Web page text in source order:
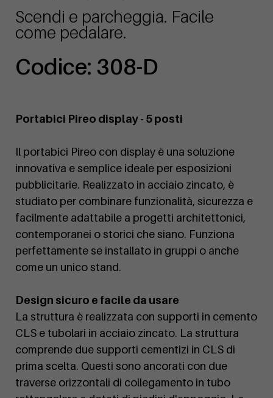
Scendi e parcheggia. Facile
come pedalare.
Codice: 308-D
Portabici Pireo display - 5 posti
Il portabici Pireo con display è una soluzione
innovativa e semplice ideale per esposizioni
pubblicitarie. Realizzato in acciaio zincato, è
studiato per combinare funzionalità, sicurezza e
facilmente adattabile a progetti architettonici,
contemporanei o storici che siano. Funziona
perfettamente se installato in gruppi o anche
come un unico stand.
Design sicuro e facile da usare
La struttura è realizzata con supporti in cemento
CLS e tubolari in acciaio zincato. La struttura
comprende due supporti cementizi in CLS di
prima scelta. Questi sono ancorati con due
traverse orizzontali di collegamento in tubo